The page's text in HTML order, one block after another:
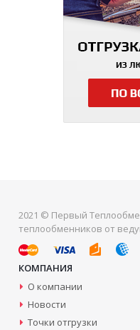
2021 © Первый
теплообменников от
КОМПАНИЯ
О компании
Новости
Точки отгрузки